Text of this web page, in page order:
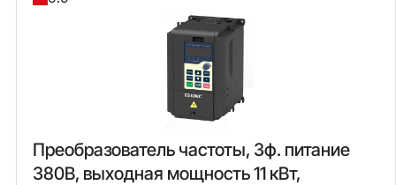
Преобразователь частоты, 3ф. питание
380В, выходная мощность 11 кВт,